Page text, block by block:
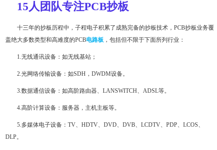
15人团队专注PCB抄板
十三年的抄板历程中，子程电子积累了成熟完备的抄板技术，PCB抄板业务覆
盖绝大多数类型和高难度的PCB电路板 ，包括但不限于下面所列行业：
1.无线通讯设备：如无线基站；
2.光网络传输设备：如SDH，DWDM设备。
3.数据通信设备：如高阶路由器、LANSWITCH、ADSL等。
4.高阶计算设备：服务器，主机主板等。
5.多媒体电子设备：TV、HDTV、DVD、DVB、LCDTV、PDP、LCOS、
DLP。